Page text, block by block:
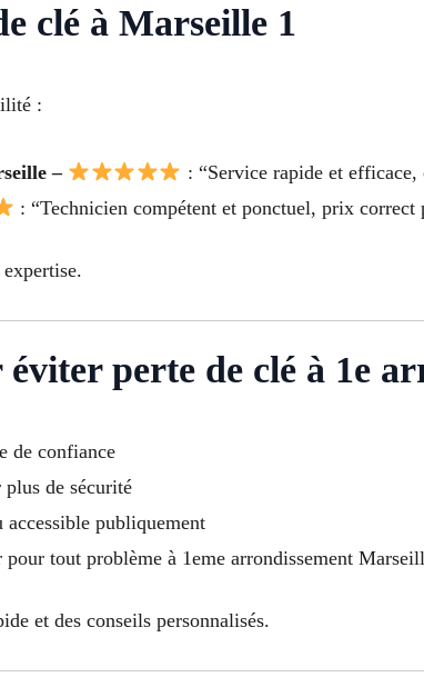
clé à Marseille 1
:
–
: “Service rapide et efficace,
: “Technicien compétent et ponctuel, prix correct
perte de clé à 1e
de confiance
de sécurité
accessible publiquement
tout problème à 1eme arrondissement
et des conseils personnalisés.